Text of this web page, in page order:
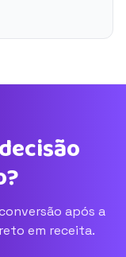
após a
em receita.